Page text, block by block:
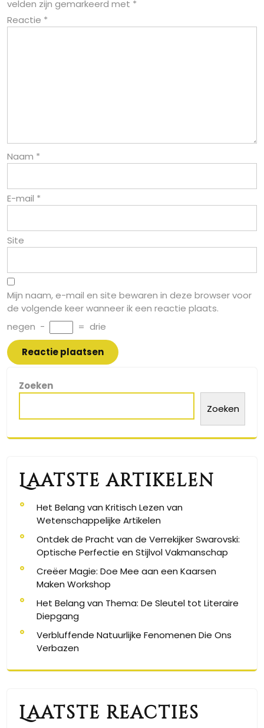
velden zijn gemarkeerd met *
Reactie *
Naam *
E-mail *
Site
Mijn naam, e-mail en site bewaren in deze browser voor
de volgende keer wanneer ik een reactie plaats.
negen − = drie
Zoeken
Zoeken
Laatste artikelen
Het Belang van Kritisch Lezen van
Wetenschappelijke Artikelen
Ontdek de Pracht van de Verrekijker Swarovski:
Optische Perfectie en Stijlvol Vakmanschap
Creëer Magie: Doe Mee aan een Kaarsen
Maken Workshop
Het Belang van Thema: De Sleutel tot Literaire
Diepgang
Verbluffende Natuurlijke Fenomenen Die Ons
Verbazen
Laatste reacties